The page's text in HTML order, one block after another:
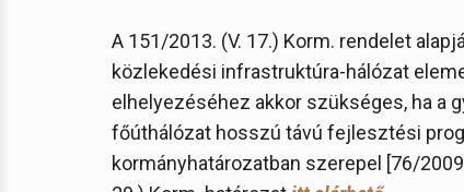
A 151/2013. (V. 17.) Korm. rendelet
közlekedési infrastruktúra-hálózat
elhelyezéséhez akkor szükséges, ha a
főúthálózat hosszú távú fejlesztési
kormányhatározatban szerepel [76/